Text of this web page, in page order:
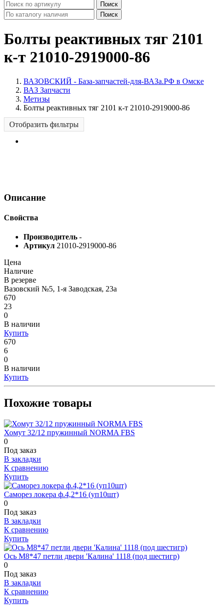
Поиск
Поиск
Болты реактивных тяг 2101
к-т 21010-2919000-86
ВАЗОВСКИЙ - База-запчастей-для-ВАЗа.РФ в Омске
ВАЗ Запчасти
Метизы
Болты реактивных тяг 2101 к-т 21010-2919000-86
Отобразить фильтры
Описание
Свойства
Производитель -
Артикул 21010-2919000-86
Цена
Наличие
В резерве
Вазовский №5, 1-я Заводская, 23а
670
23
0
В наличии
Купить
670
6
0
В наличии
Купить
Похожие товары
Хомут 32/12 пружинный NORMA FBS
0
Под заказ
В закладки
К сравнению
Купить
Саморез локера ф.4,2*16 (уп10шт)
0
Под заказ
В закладки
К сравнению
Купить
Ось М8*47 петли двери 'Калина' 1118 (под шестигр)
0
Под заказ
В закладки
К сравнению
Купить